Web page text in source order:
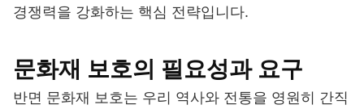
경쟁력을 강화하는 핵심 전략입니다.
문화재 보호의 필요성과 요구
반면 문화재 보호는 우리 역사와 전통을 영원히 간직